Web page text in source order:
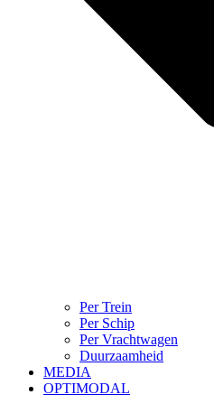
Per Trein
Per Schip
Per Vrachtwagen
Duurzaamheid
MEDIA
OPTIMODAL